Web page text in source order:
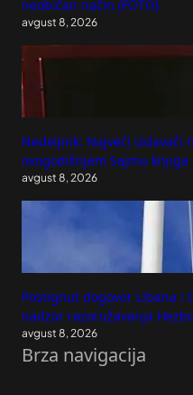
neobičan način (FOTO)
avgust 8, 2026
Nedeljnik: Najveći izdavači
ovogodišnjem Sajmu knjiga
avgust 8, 2026
Postignut dogovor Libana i
nadzor razoružavanja
avgust 8, 2026
Brza navigacija